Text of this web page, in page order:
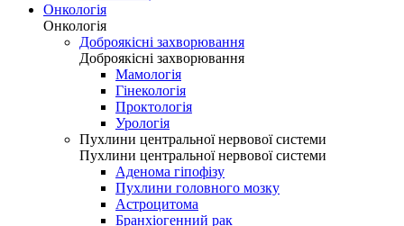
Онкологія
Онкологія
Доброякісні захворювання
Доброякісні захворювання
Мамологія
Гінекологія
Проктологія
Урологія
Пухлини центральної нервової системи
Пухлини центральної нервової системи
Аденома гіпофізу
Пухлини головного мозку
Астроцитома
Бранхіогенний рак